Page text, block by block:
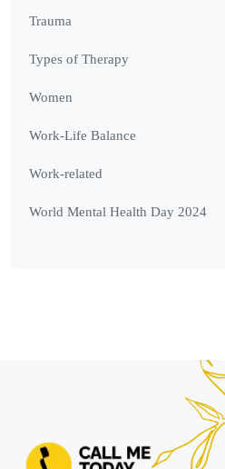
Trauma
Types of Therapy
Women
Work-Life Balance
Work-related
World Mental Health Day 2024